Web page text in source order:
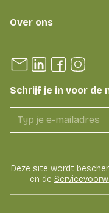
Over ons
Schrijf je in voor de
Deze site wordt
en de